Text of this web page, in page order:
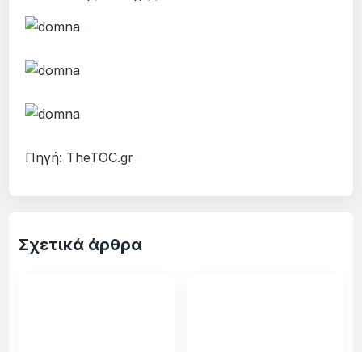
Πηγή: TheTOC.gr
Σχετικά άρθρα